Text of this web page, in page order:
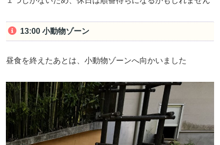
13:00 小動物ゾーン
昼食を終えたあとは、小動物ゾーンへ向かいました